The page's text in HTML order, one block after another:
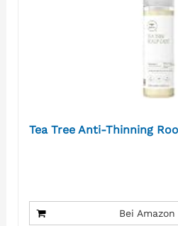
Tea Tree Anti-Thinning
Bei